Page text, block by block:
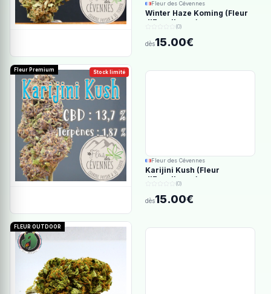
Fleur des Cévennes
Winter Haze Koming (Fleur
d'Excellence)
(0)
dès15.00€
Stock limité
Fleur Premium
Fleur des Cévennes
Karijini Kush (Fleur
d'Excellence)
(0)
dès15.00€
FLEUR OUTDOOR